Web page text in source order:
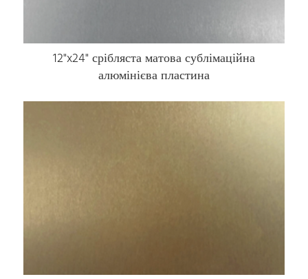
12"x24" срібляста матова сублімаційна
алюмінієва пластина